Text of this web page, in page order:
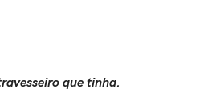
que tinha.